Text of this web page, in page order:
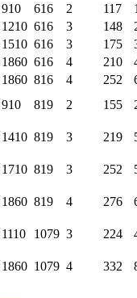
910 616 2 117
1210 616 3 148
1510 616 3 175
1860 616 4 210
1860 816 4 252
910 819 2 155
1410 819 3 219
1710 819 3 252
1860 819 4 276
1110 1079 3 224
1860 1079 4 332